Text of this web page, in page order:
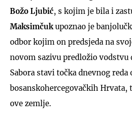
Božo Ljubić, s kojim je bila i
Maksimčukupoznao je
odbor kojim on predsjeda na
novom sazivu predložio vodstvu
Sabora stavi točka dnevnog reda
bosanskohercegovačkih Hrvata,
ove zemlje.